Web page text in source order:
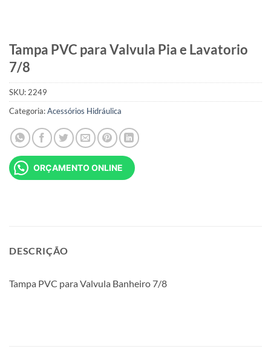
Tampa PVC para Valvula Pia e Lavatorio
7/8
SKU:2249
Categoria:Acessórios Hidráulica
ORÇAMENTO ONLINE
DESCRIÇÃO
Tampa PVC para Valvula Banheiro 7/8